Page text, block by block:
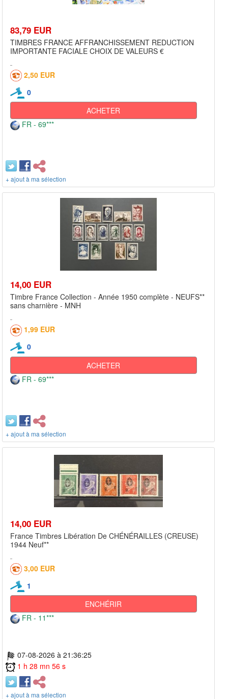
83,79 EUR
TIMBRES FRANCE AFFRANCHISSEMENT REDUCTION
IMPORTANTE FACIALE CHOIX DE VALEURS €
2,50 EUR
0
ACHETER
FR - 69***
+ ajout à ma sélection
14,00 EUR
Timbre France Collection - Année 1950 complète - NEUFS**
sans charnière - MNH
1,99 EUR
0
ACHETER
FR - 69***
+ ajout à ma sélection
14,00 EUR
France Timbres Libération De CHÉNÉRAILLES (CREUSE)
1944 Neuf**
3,00 EUR
1
ENCHÉRIR
FR - 11***
07-08-2026 à 21:36:25
1 h 28 mn 56 s
+ ajout à ma sélection